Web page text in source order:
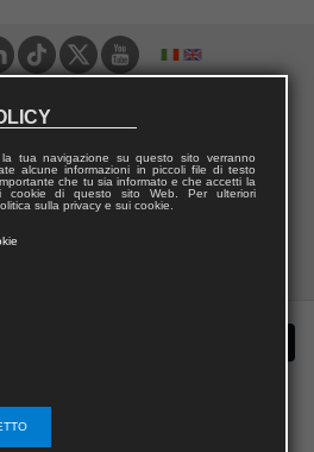
tua navigazione su questo sito verranno
alcune informazioni in piccoli file di testo
che tu sia informato e che accetti la
cookie di questo sito Web. Per ulteriori
sulla privacy e sui cookie.